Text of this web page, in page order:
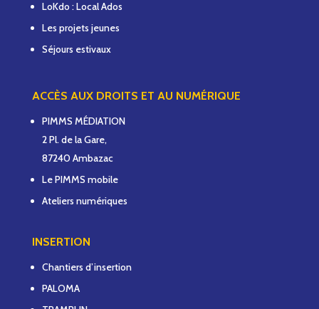
LoKdo : Local Ados
Les projets jeunes
Séjours estivaux
ACCÈS AUX DROITS ET AU NUMÉRIQUE
PIMMS MÉDIATION
2 Pl. de la Gare,
87240 Ambazac
Le PIMMS mobile
Ateliers numériques
INSERTION
Chantiers d’insertion
PALOMA